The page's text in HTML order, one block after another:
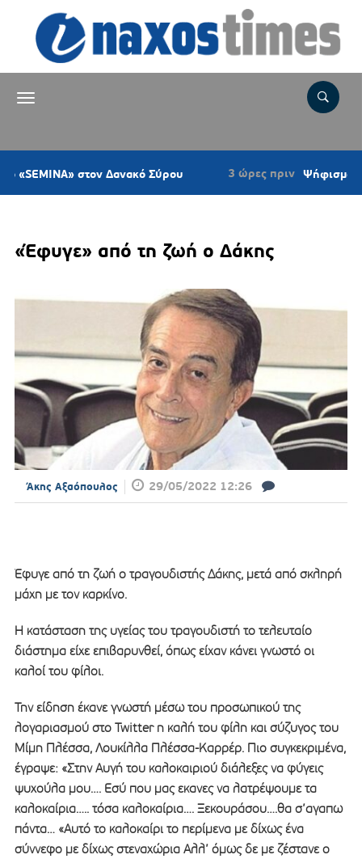
στον Δανακό Σύρου 3 ώρες πριν Ψήφισμα του
«Έφυγε» από τη ζωή ο Δάκης
Άκης Αξαόπουλος 29/05/2022 12:26
Έφυγε από τη ζωή ο τραγουδιστής Δάκης, μετά από σκληρή
μάχη με τον καρκίνο.
Η κατάσταση της υγείας του τραγουδιστή το τελευταίο
διάστημα είχε επιβαρυνθεί, όπως είχαν κάνει γνωστό οι
καλοί του φίλοι.
Την είδηση έκανε γνωστή μέσω του προσωπικού της
λογαριασμού στο Twitter η καλή του φίλη και σύζυγος του
Μίμη Πλέσσα, Λουκίλλα Πλέσσα-Καρρέρ. Πιο συγκεκριμένα,
έγραψε: «Στην Αυγή του καλοκαιριού διάλεξες να φύγεις
ψυχούλα μου…. Εσύ που μας εκανες να λατρέψουμε τα
καλοκαίρια….. τόσα καλοκαίρια…. Ξεκουράσου….θα σ’αγαπω
πάντα… «Αυτό το καλοκαίρι το περίμενα με δίχως ένα
σύννεφο με δίχως στεναχώρια Αλλ’ όμως δε με ζέστανε ο